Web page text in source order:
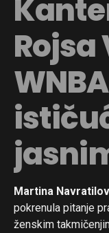
Rojsa
Martina
pokrenula pitanje
ženskim